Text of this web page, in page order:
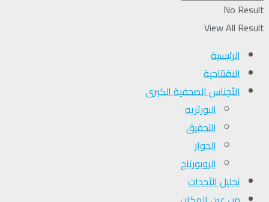
No Result
View All Result
الرئيسية
الافتتاحية
الأجناس الصحفية الكبرى
البورتريه
التحقیق
الحوار
الروبورتاج
تحلیل الأحداث